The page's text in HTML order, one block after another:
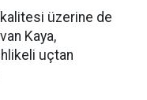
üzerine de
Kaya,
uçtan